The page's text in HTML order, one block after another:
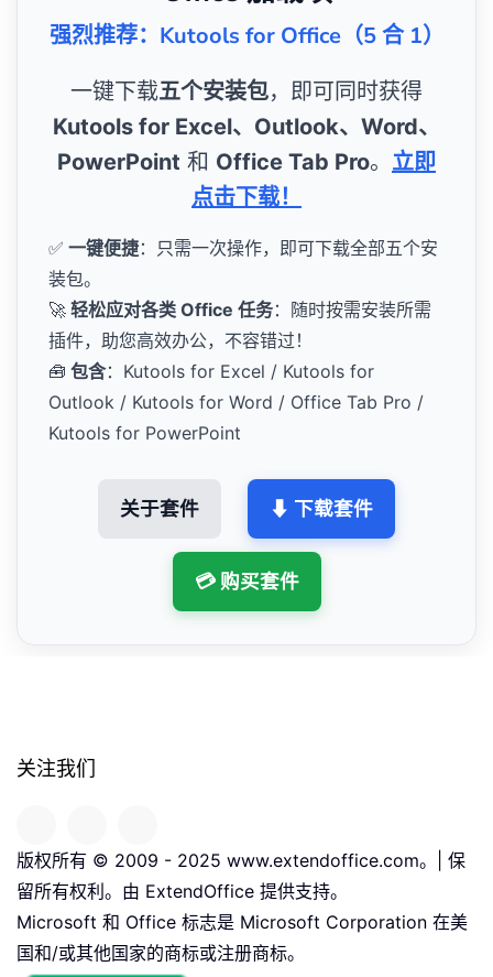
强烈推荐：Kutools for Office（5 合 1）
一键下载五个安装包，即可同时获得
Kutools for Excel、Outlook、Word、
PowerPoint 和 Office Tab Pro。 立即
点击下载！
✅ 一键便捷：只需一次操作，即可下载全部五个安
装包。
🚀 轻松应对各类 Office 任务：随时按需安装所需
插件，助您高效办公，不容错过！
🧰 包含：Kutools for Excel / Kutools for
Outlook / Kutools for Word / Office Tab Pro /
Kutools for PowerPoint
关于套件 ⬇ 下载套件
💳 购买套件
关注我们
版权所有 © 2009 - 2025 www.extendoffice.com。| 保
留所有权利。由 ExtendOffice 提供支持。
Microsoft 和 Office 标志是 Microsoft Corporation 在美
国和/或其他国家的商标或注册商标。